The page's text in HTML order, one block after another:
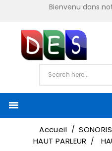
Bienvenu dans

Accueil
HAUT PARLEUR